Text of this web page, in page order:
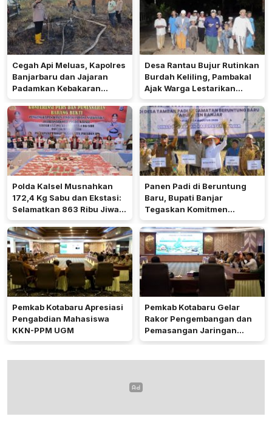
Cegah Api Meluas, Kapolres
Banjarbaru dan Jajaran
Padamkan Kebakaran
Lahan
Desa Rantau Bujur Rutinkan
Burdah Keliling, Pambakal
Ajak Warga Lestarikan
Tradisi Keagamaan
Polda Kalsel Musnahkan
172,4 Kg Sabu dan Ekstasi:
Selamatkan 863 Ribu Jiwa
dan Hemat Biaya Rehab Rp.
4,3 Triliun
Panen Padi di Beruntung
Baru, Bupati Banjar
Tegaskan Komitmen
Dukung Ketahanan Pangan
Pemkab Kotabaru Apresiasi
Pengabdian Mahasiswa
KKN-PPM UGM
Pemkab Kotabaru Gelar
Rakor Pengembangan dan
Pemasangan Jaringan
Listrik PLN